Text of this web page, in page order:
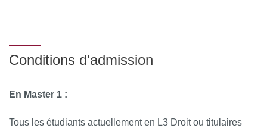
Conditions d'admission
En Master 1 :
Tous les étudiants actuellement en L3 Droit ou titulaires